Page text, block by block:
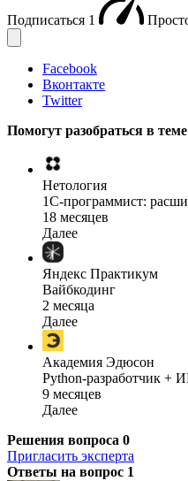
Подписаться 1
Facebook
Вконтакте
Twitter
Помогут разобраться в теме
Нетология
1C-программист:
18 месяцев
Далее
Яндекс Практикум
Вайбкодинг
2 месяца
Далее
Академия Эдюсон
Python-разработчик +
9 месяцев
Далее
Решения вопроса 0
Пригласить эксперта
Ответы на вопрос 1